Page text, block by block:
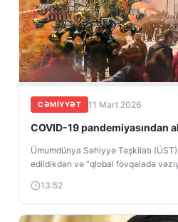
CƏMIYYƏT 11 Mart 2026
COVID-19 pandemiyasından
Ümumdünya Səhiyyə Təşkilatı
edildikdən və “qlobal fövqəladə
13:52